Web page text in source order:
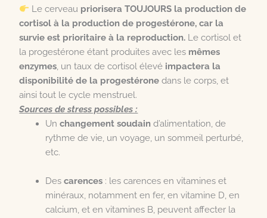
Le cerveau priorisera TOUJOURS la production de
cortisol à la production de progestérone, car la
survie est prioritaire à la reproduction. Le cortisol et
la progestérone étant produites avec les mêmes
enzymes , un taux de cortisol élevé impactera la
disponibilité de la progestérone dans le corps, et
ainsi tout le cycle menstruel.
Sources de stress possibles :
Unchangement soudain d’alimentation, de
rythme de vie, un voyage, un sommeil perturbé,
etc.
Descarences : les carences en vitamines et
minéraux, notamment en fer, en vitamine D, en
calcium, et en vitamines B, peuvent affecter la